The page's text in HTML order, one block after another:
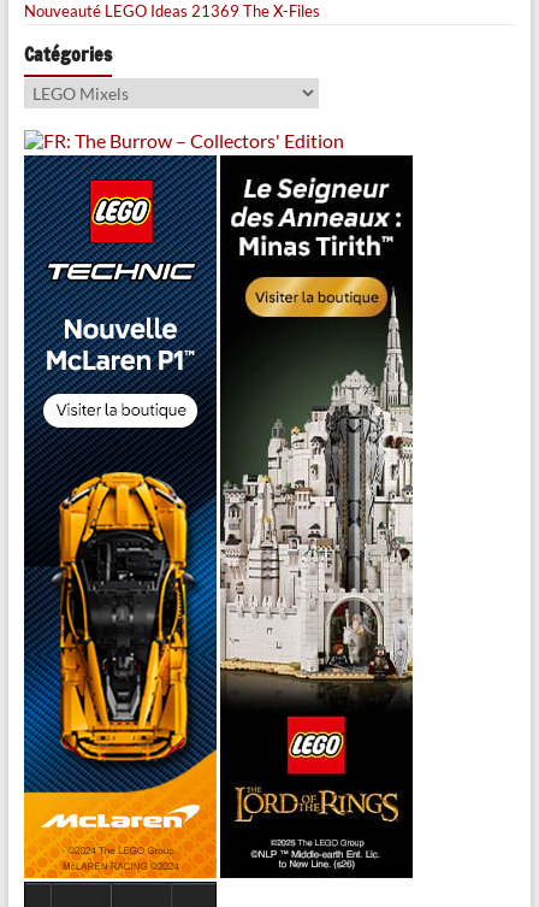
Nouveauté LEGO Ideas 21369 The X-Files
Catégories
Catégories